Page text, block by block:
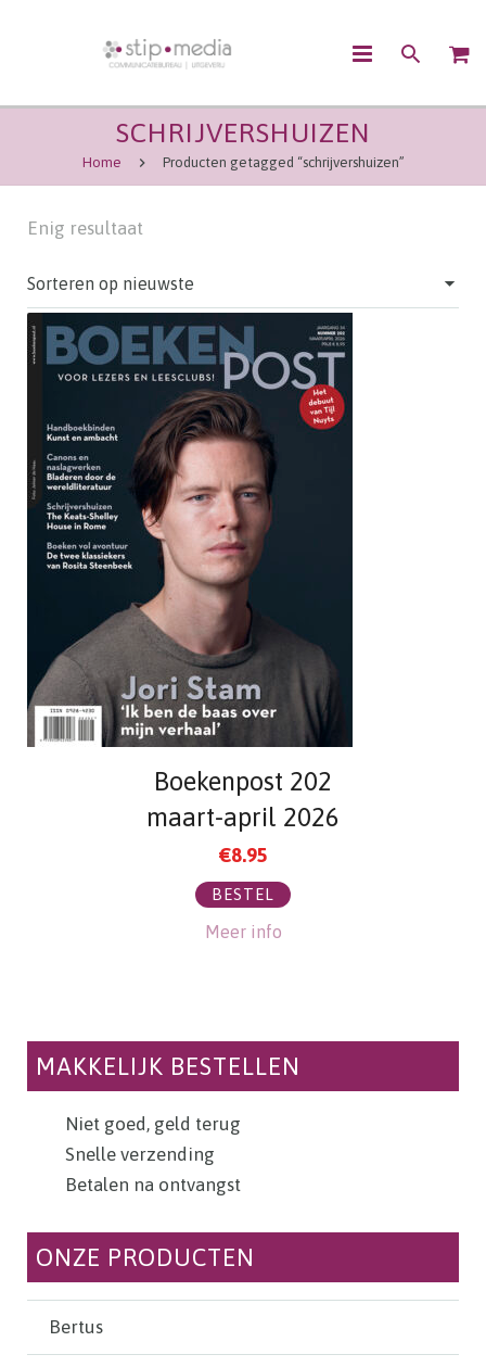
CONTENTMARKETING
COMMUNICATIE
UITGEVEN
WEBSHOP
CONTACT
SCHRIJVERSHUIZEN
Home Producten getagged “schrijvershuizen”
Enig resultaat
Boekenpost 202
maart-april 2026
€8.95
BESTEL
Meer info
MAKKELIJK BESTELLEN
Niet goed, geld terug
Snelle verzending
Betalen na ontvangst
ONZE PRODUCTEN
Bertus